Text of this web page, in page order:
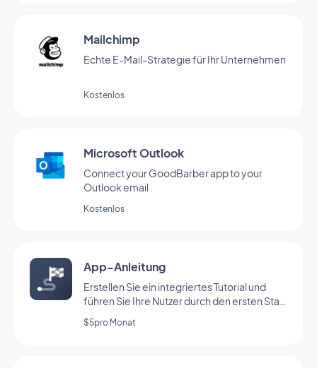
Mailchimp
Echte E-Mail-Strategie für Ihr Unternehmen
Kostenlos
Microsoft Outlook
Connect your GoodBarber app to your
Outlook email
Kostenlos
App-Anleitung
Erstellen Sie ein integriertes Tutorial und
führen Sie Ihre Nutzer durch den ersten Start
Ihrer App
$5pro Monat